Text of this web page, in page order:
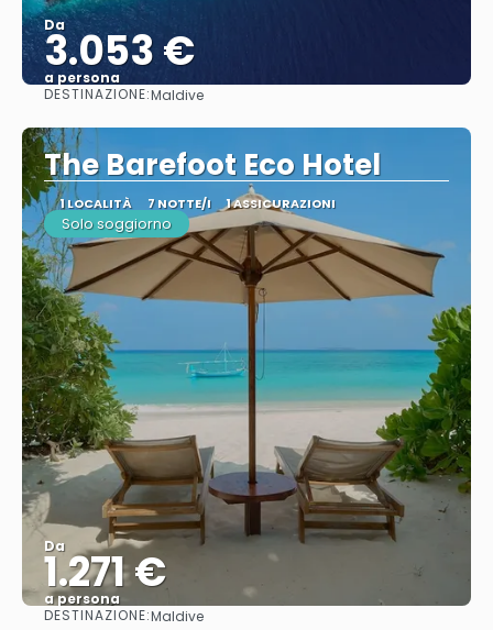
Da
3.053 €
a persona
DESTINAZIONE:Maldive
The Barefoot Eco Hotel
1 LOCALITÀ 7 NOTTE/I 1 ASSICURAZIONI
Solo soggiorno
Da
1.271 €
a persona
DESTINAZIONE:Maldive